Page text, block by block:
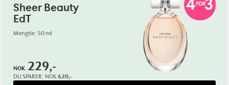
Sheer Beauty
EdT
Mengde: 50 ml
NOK 229,-
DU SPARER: NOK 620,-